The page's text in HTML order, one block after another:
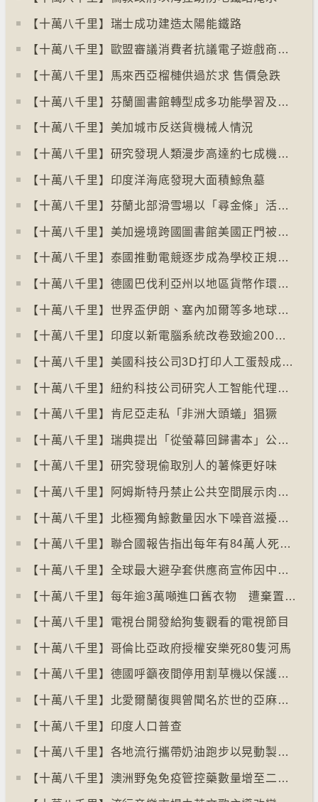
【十萬八千里】瑞士成功建造太陽能鐵路
【十萬八千里】歐盟審議消費者抗議電子遊戲商關閉伺服器
【十萬八千里】馬來西亞榴槤供過於求 售價急跌
【十萬八千里】芬蘭圖書館轉型成多功能學習及娛樂中心
【十萬八千里】美加城市反送貨機械人情況
【十萬八千里】研究發現人類漫步高達約七成機率「逆時針」行走
【十萬八千里】印度洋海底發現大面積鯨魚墓
【十萬八千里】芬蘭北部滑雪場以「尋金條」活動吸引遊客
【十萬八千里】美加邊境跨國圖書館美國正門被禁另開「加拿大」門
【十萬八千里】泰國推動電競逐步成為學校正規課程
【十萬八千里】德國巴伐利亞州以地區貨幣作環保金融工具
【十萬八千里】世界盃伊朗、塞內加爾等多地球迷入境美國極有可能被拒絕入境
【十萬八千里】印度以新電腦系統改卷致逾200萬考生成績或有出錯
【十萬八千里】美國科技公司3D打印人工蛋殼成功孵化小雞
【十萬八千里】紐約科技公司研究人工智能代理失控情況
【十萬八千里】肯尼亞走私「非洲大頭蟻」猖獗
【十萬八千里】瑞典提出「從螢幕回歸書本」公帑購買實體書
【十萬八千里】研究發現偷取別人的薯條更好味
【十萬八千里】阿姆斯特丹禁止公共空間展示肉類和化石燃料廣告已促進碳中和
【十萬八千里】北極獨角鯨數量因水下噪音滋擾而減少
【十萬八千里】聯合國報告指出每年有84萬人死於工作情況欠佳
【十萬八千里】全球最大避孕套供應商宣佈因中東戰事漲價
【十萬八千里】每年逾3萬噸進口舊衣物 遭棄置於智利北部沙漠
【十萬八千里】電視台開發給狗隻觀看的電視節目
【十萬八千里】哥倫比亞政府授權安樂死80隻河馬
【十萬八千里】德國呼籲夜間停用割草機以保護刺蝟等動物
【十萬八千里】北愛爾蘭復興曾聞名於世的亞麻布產業
【十萬八千里】印度人口普查
【十萬八千里】各地流行攜帶奶油跑步以晃動製造新鮮牛油
【十萬八千里】澳洲野兔免疫管控藥數量增至二億隻